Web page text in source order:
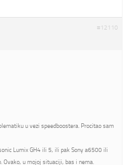
#12110
u vezi speedboostera. Procitao sam
Lumix GH4 ili 5, ili pak Sony a6500 ili
Ovako, u mojoj situaciji, bas i nema.